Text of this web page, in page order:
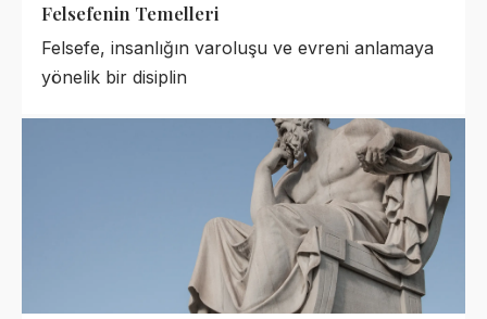
Felsefenin Temelleri
Felsefe, insanlığın varoluşu ve evreni anlamaya
yönelik bir disiplin